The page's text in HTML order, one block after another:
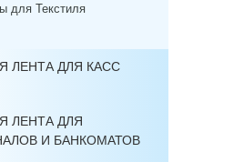
для Текстиля
ЛЕНТА ДЛЯ КАСС
ЛЕНТА ДЛЯ
И БАНКОМАТОВ